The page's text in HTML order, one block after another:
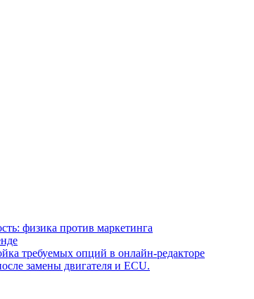
физика против маркетинга
требуемых опций в онлайн-редакторе
замены двигателя и ECU.